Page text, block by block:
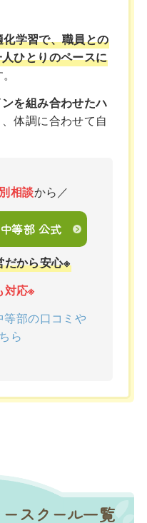
化学習で、職員との
ひとりのペースに
を組み合わせたハ
体調に合わせて自
相談から／
等部 公式
だから安心※
対応※
部の口コミや
ら
スクール一覧